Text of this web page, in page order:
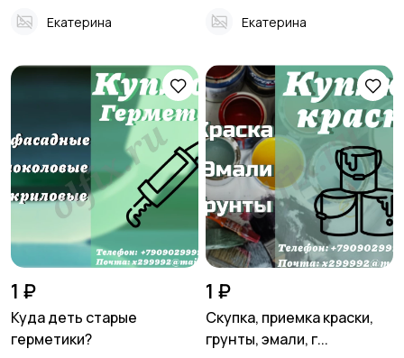
Екатерина Екатерина
1 ₽
Куда деть старые
герметики?
1 ₽
Скупка, приемка краски,
грунты, эмали, г...